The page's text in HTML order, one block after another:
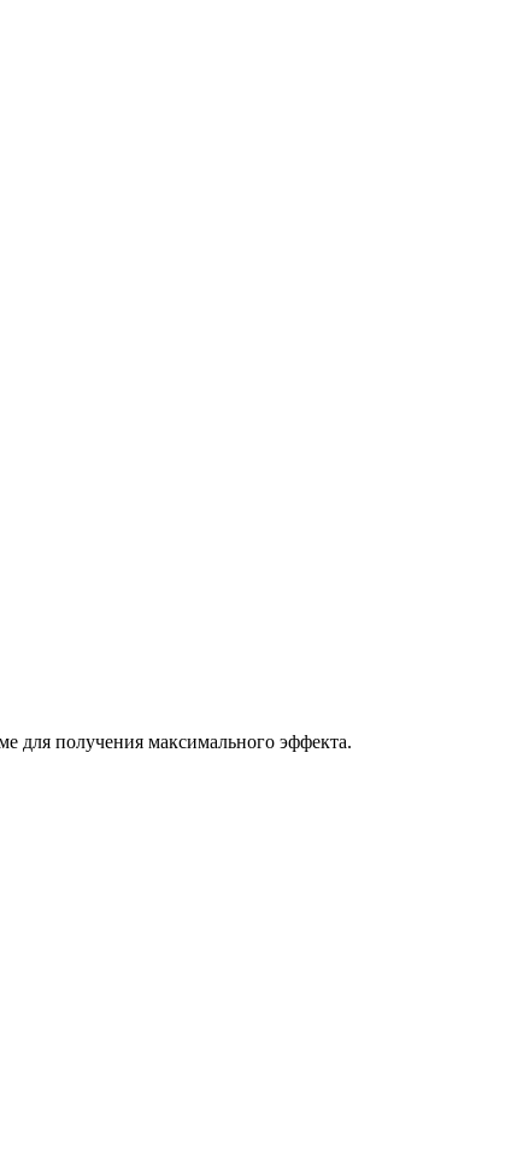
для получения максимального эффекта.